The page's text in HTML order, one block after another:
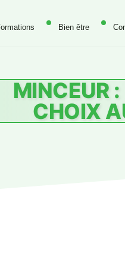
Bien être
MINCEUR
CHOIX